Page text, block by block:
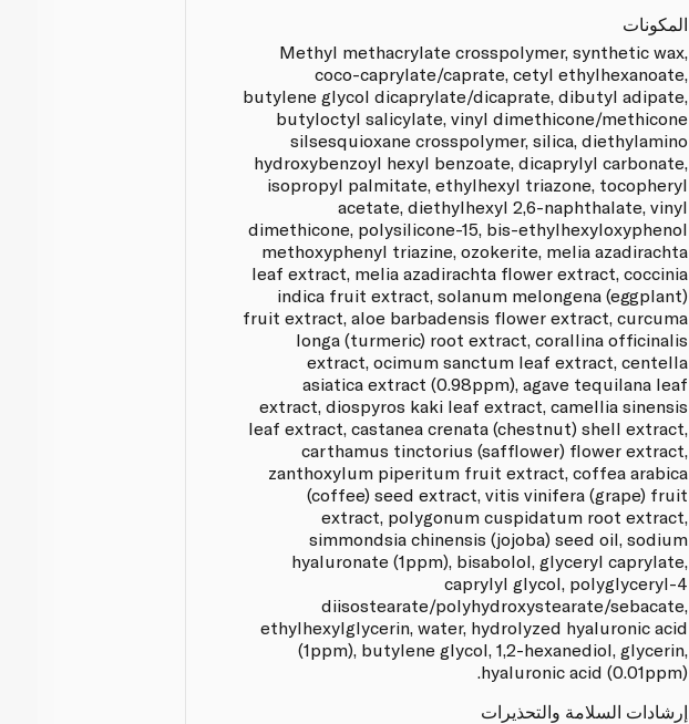
المكونات
Methyl methacrylate crosspolymer, synthetic wax,
coco-caprylate/caprate, cetyl ethylhexanoate,
butylene glycol dicaprylate/dicaprate, dibutyl adipate,
butyloctyl salicylate, vinyl dimethicone/methicone
silsesquioxane crosspolymer, silica, diethylamino
hydroxybenzoyl hexyl benzoate, dicaprylyl carbonate,
isopropyl palmitate, ethylhexyl triazone, tocopheryl
acetate, diethylhexyl 2,6-naphthalate, vinyl
dimethicone, polysilicone-15, bis-ethylhexyloxyphenol
methoxyphenyl triazine, ozokerite, melia azadirachta
leaf extract, melia azadirachta flower extract, coccinia
indica fruit extract, solanum melongena (eggplant)
fruit extract, aloe barbadensis flower extract, curcuma
longa (turmeric) root extract, corallina officinalis
extract, ocimum sanctum leaf extract, centella
asiatica extract (0.98ppm), agave tequilana leaf
extract, diospyros kaki leaf extract, camellia sinensis
leaf extract, castanea crenata (chestnut) shell extract,
carthamus tinctorius (safflower) flower extract,
zanthoxylum piperitum fruit extract, coffea arabica
(coffee) seed extract, vitis vinifera (grape) fruit
extract, polygonum cuspidatum root extract,
simmondsia chinensis (jojoba) seed oil, sodium
hyaluronate (1ppm), bisabolol, glyceryl caprylate,
caprylyl glycol, polyglyceryl-4
diisostearate/polyhydroxystearate/sebacate,
ethylhexylglycerin, water, hydrolyzed hyaluronic acid
(1ppm), butylene glycol, 1,2-hexanediol, glycerin,
hyaluronic acid (0.01ppm).
إرشادات السلامة والتحذيرات